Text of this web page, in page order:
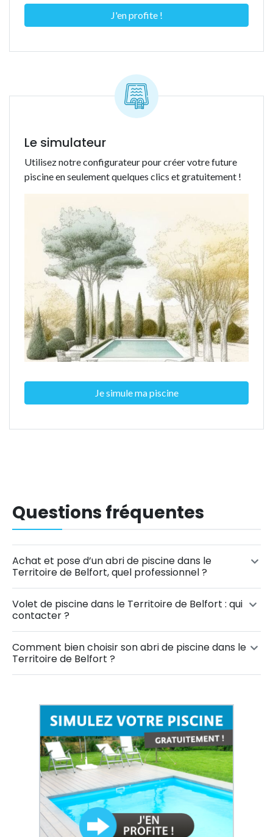
J'en profite !
Le simulateur
Utilisez notre configurateur pour créer votre future
piscine en seulement quelques clics et gratuitement !
Je simule ma piscine
Questions fréquentes
Achat et pose d’un abri de piscine dans le
Territoire de Belfort, quel professionnel ?
Volet de piscine dans le Territoire de Belfort : qui
contacter ?
Comment bien choisir son abri de piscine dans le
Territoire de Belfort ?